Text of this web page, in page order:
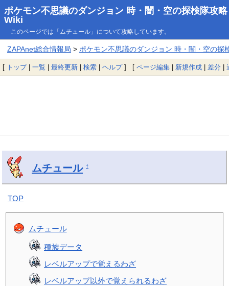
ポケモン不思議のダンジョン 時・闇・空の探検隊攻略
Wiki
このページでは「ムチュール」について攻略しています。
ZAPAnet総合情報局 > ポケモン不思議のダンジョン 時・闇・空の探
[ トップ| 一覧 | 最終更新 | 検索 | ヘルプ] [ ページ編集 | 新規作成 | 差分 |
ムチュール †
TOP
ムチュール
種族データ
レベルアップで覚えるわざ
レベルアップ以外で覚えられるわざ